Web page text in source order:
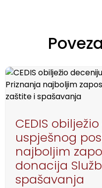
CEDIS
uspješnog
najboljim
donacija
spašavanja